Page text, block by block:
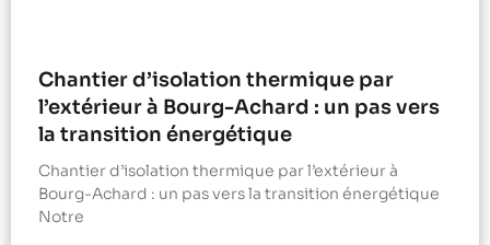
Chantier d’isolation thermique par
l’extérieur à Bourg-Achard : un pas vers
la transition énergétique
Chantier d’isolation thermique par l’extérieur à
Bourg-Achard : un pas vers la transition énergétique
Notre